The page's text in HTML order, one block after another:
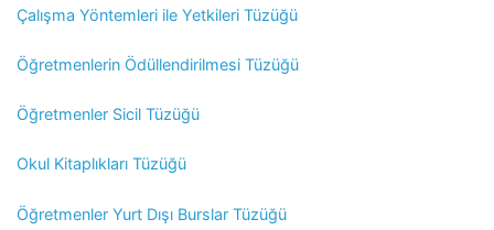
Çalışma Yöntemleri ile Yetkileri Tüzüğü
Öğretmenlerin Ödüllendirilmesi Tüzüğü
Öğretmenler Sicil Tüzüğü
Okul Kitaplıkları Tüzüğü
Öğretmenler Yurt Dışı Burslar Tüzüğü